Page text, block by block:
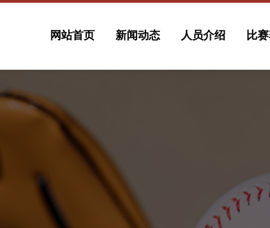
网站首页 新闻动态 人员介绍 比